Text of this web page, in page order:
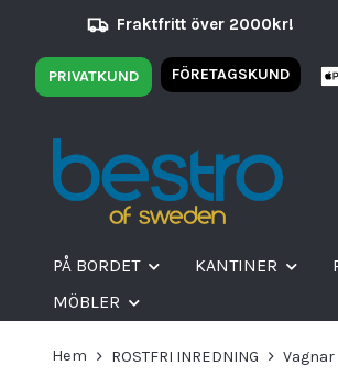
Fraktfritt över 2000kr!
PRIVATKUND FÖRETAGSKUND
PÅ BORDET KANTINER
MÖBLER
Hem ROSTFRI INREDNING Vagnar